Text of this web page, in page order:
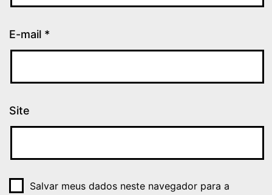
E-mail *
Site
Salvar meus dados neste navegador para a